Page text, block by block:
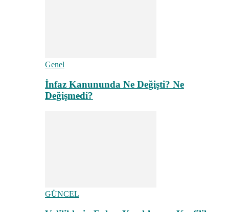
Genel
İnfaz Kanununda Ne Değişti? Ne
Değişmedi?
GÜNCEL